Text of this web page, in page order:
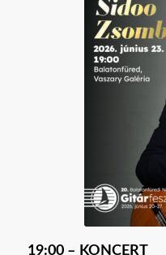
19:00 – KONCERT